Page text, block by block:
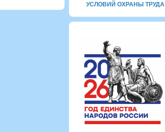
УСЛОВИЙ ОХРАНЫ ТРУДА